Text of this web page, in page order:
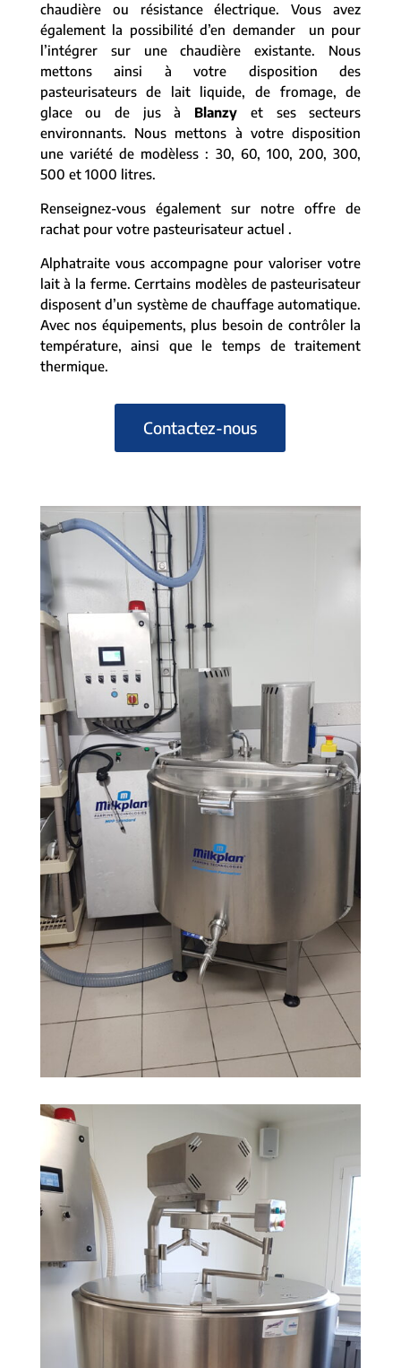
chaudière ou résistance électrique. Vous avez
également la possibilité d’en demander un pour
l’intégrer sur une chaudière existante. Nous
mettons ainsi à votre disposition des
pasteurisateurs de lait liquide, de fromage, de
glace ou de jus à Blanzy et ses secteurs
environnants. Nous mettons à votre disposition
une variété de modèless : 30, 60, 100, 200, 300,
500 et 1000 litres.
Renseignez-vous également sur notre offre de
rachat pour votre pasteurisateur actuel .
Alphatraite vous accompagne pour valoriser votre
lait à la ferme. Cerrtains modèles de pasteurisateur
disposent d’un système de chauffage automatique.
Avec nos équipements, plus besoin de contrôler la
température, ainsi que le temps de traitement
thermique.
Contactez-nous